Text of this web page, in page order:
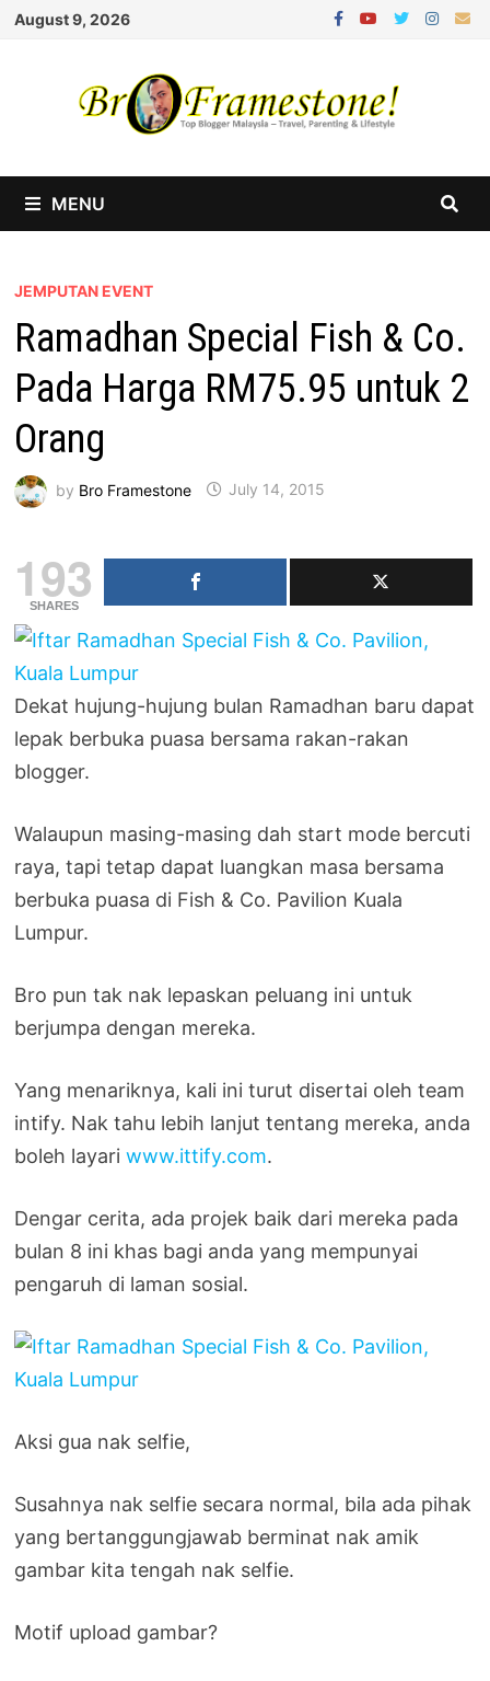
Skip
August 9, 2026
MENU
JEMPUTAN EVENT
Ramadhan Special Fish & Co.
Pada Harga RM75.95 untuk 2
Orang
by Bro Framestone July 14, 2015
193
SHARES
Dekat hujung-hujung bulan Ramadhan baru dapat
lepak berbuka puasa bersama rakan-rakan
blogger.
Walaupun masing-masing dah start mode bercuti
raya, tapi tetap dapat luangkan masa bersama
berbuka puasa di Fish & Co. Pavilion Kuala
Lumpur.
Bro pun tak nak lepaskan peluang ini untuk
berjumpa dengan mereka.
Yang menariknya, kali ini turut disertai oleh team
intify. Nak tahu lebih lanjut tentang mereka, anda
boleh layariwww.ittify.com.
Dengar cerita, ada projek baik dari mereka pada
bulan 8 ini khas bagi anda yang mempunyai
pengaruh di laman sosial.
Aksi gua nak selfie,
Susahnya nak selfie secara normal, bila ada pihak
yang bertanggungjawab berminat nak amik
gambar kita tengah nak selfie.
Motif upload gambar?